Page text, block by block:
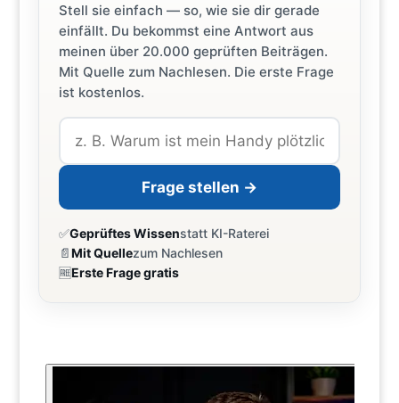
Stell sie einfach — so, wie sie dir gerade
einfällt. Du bekommst eine Antwort aus
meinen über 20.000 geprüften Beiträgen.
Mit Quelle zum Nachlesen. Die erste Frage
ist kostenlos.
Frage stellen →
✅Geprüftes Wissenstatt KI-Raterei
📄Mit Quellezum Nachlesen
🆓Erste Frage gratis